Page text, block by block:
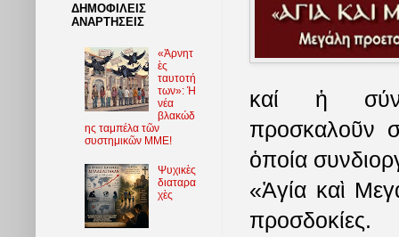
καί ἡ
προσκαλοῦν
ὁποία
«Ἁγία καὶ
προσδοκίες.
ΔΗΜΟΦΙΛΕΙΣ
ΑΝΑΡΤΗΣΕΙΣ
«Ἀρνητ
ὲς
ταυτοτή
των»: Ἡ
νέα
βλακώδ
ης ταμπέλα τῶν
συστημικῶν ΜΜΕ!
Ψυχικὲς
διαταρα
χὲς